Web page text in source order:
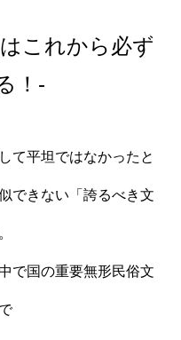
これから必ず
！-
て平坦ではなかったと
できない「誇るべき文
で国の重要無形民俗文